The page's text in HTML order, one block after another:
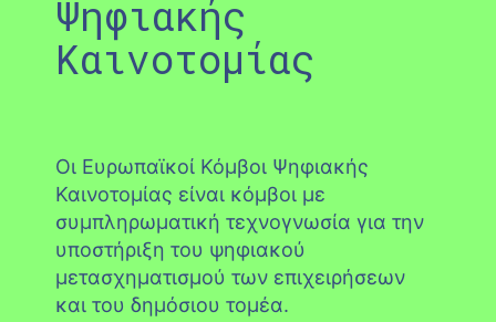
Ψηφιακής
Καινοτομίας
Οι Ευρωπαϊκοί Κόμβοι Ψηφιακής
Καινοτομίας είναι κόμβοι με
συμπληρωματική τεχνογνωσία για την
υποστήριξη του ψηφιακού
μετασχηματισμού των επιχειρήσεων
και του δημόσιου τομέα.